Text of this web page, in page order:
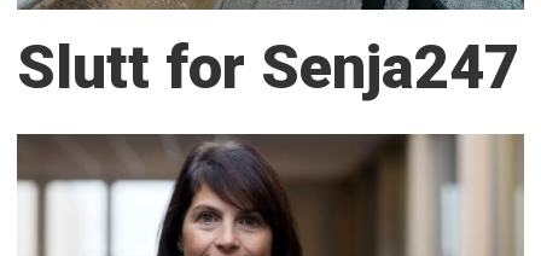
Slutt for Senja247